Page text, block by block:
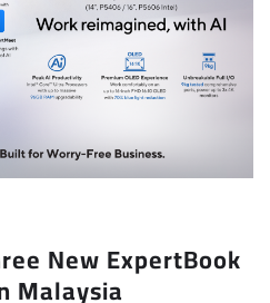
New ExpertBook
Malaysia